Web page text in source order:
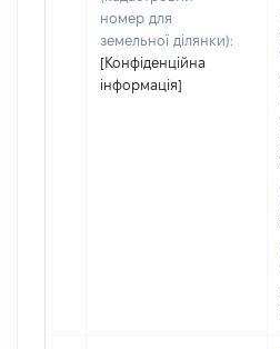
номер для
земельної ділянки):
[Конфіденційна
інформація]